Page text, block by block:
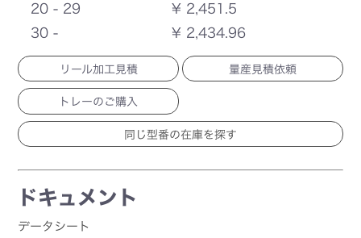
20 - 29
¥ 2,451.5
30 -
¥ 2,434.96
リール加工見積 量産見積依頼
トレーのご購入
ドキュメント
データシート